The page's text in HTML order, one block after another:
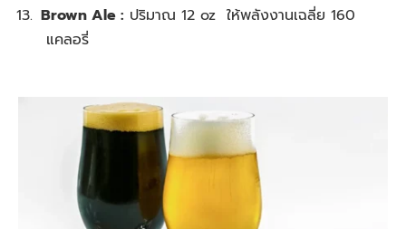
Brown Ale : ปริมาณ 12 oz ให้พลังงานเฉลี่ย 160
แคลอรี่